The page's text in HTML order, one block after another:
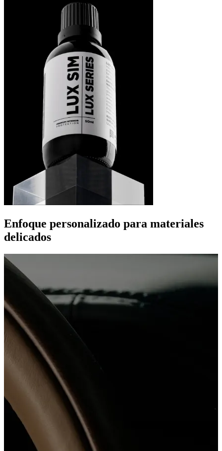
Enfoque personalizado para materiales
delicados